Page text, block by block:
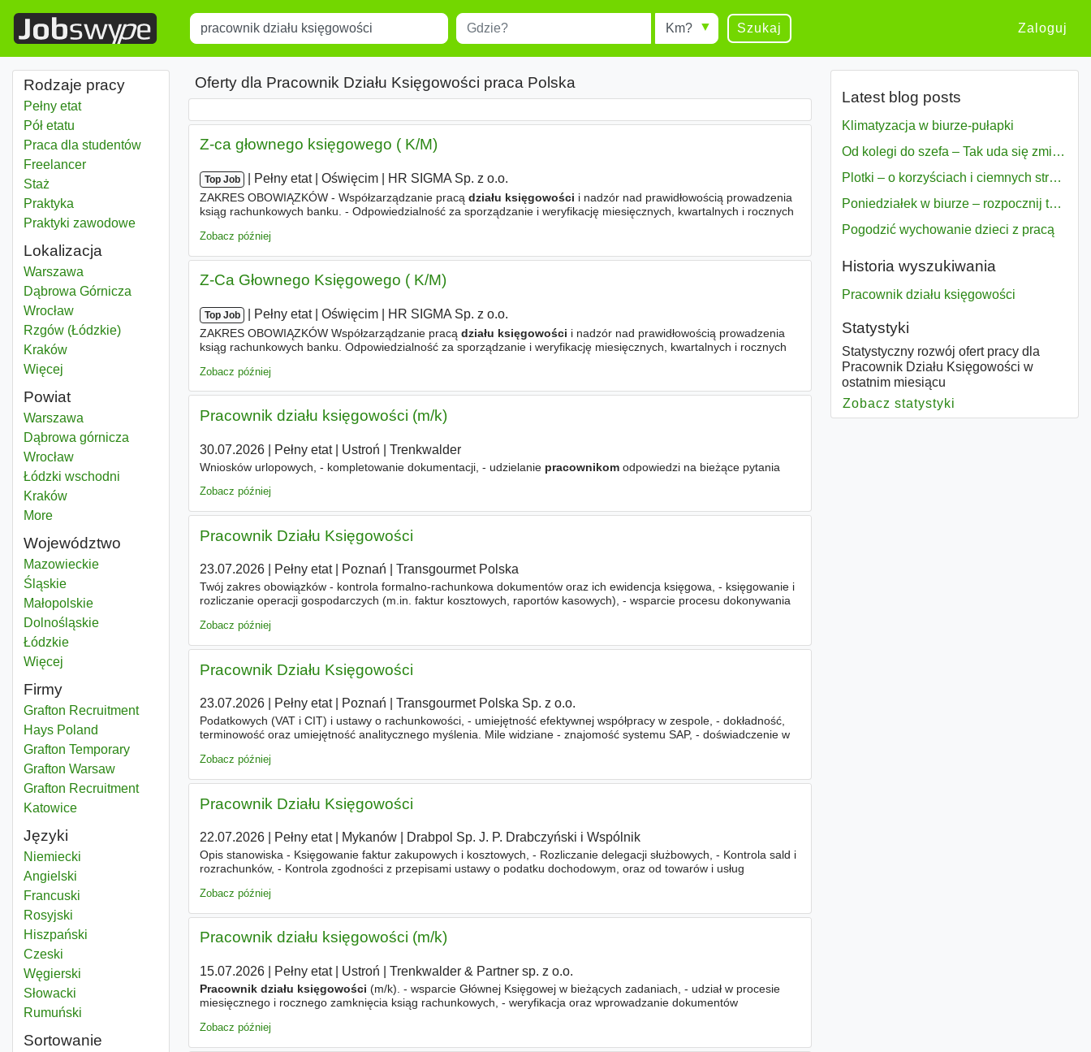
Title Miejscowość Radius Szukaj Zaloguj
Rodzaje pracy
Pełny etat
Pół etatu
Praca dla studentów
Freelancer
Staż
Praktyka
Praktyki zawodowe
Lokalizacja
Pracownik działu księgowości
Warszawa
Pracownik działu księgowości
Dąbrowa Górnicza
Pracownik działu księgowości
Wrocław
Pracownik działu księgowości
Rzgów (Łódzkie)
Pracownik działu księgowości
Kraków
Więcej
Powiat
Pracownik działu księgowości
Warszawa
Pracownik działu księgowości
Dąbrowa górnicza
Pracownik działu księgowości
WrocławPowiat
Pracownik działu księgowości
Łódzki wschodni
Pracownik działu księgowości
KrakówPowiat
Moredistricts
Województwo
Pracownik działu księgowości
MazowieckieWojewództwo
Pracownik działu księgowości
ŚląskieWojewództwo
Pracownik działu księgowości
MałopolskieWojewództwo
Pracownik działu księgowości
DolnośląskieWojewództwo
Pracownik działu księgowości
ŁódzkieWojewództwo
Więcej
Firmy
Grafton Recruitment
Hays Poland
Grafton Temporary
Grafton Warsaw
Grafton Recruitment
Katowice
Języki
Niemiecki
Angielski
Francuski
Rosyjski
Hiszpański
Czeski
Węgierski
Słowacki
Rumuński
Sortowanie
Oferty dla Pracownik Działu Księgowości praca Polska
Z-ca głownego księgowego ( K/M)
Top Job Pełny etat| Oświęcim HR SIGMA Sp. z o.o.
ZAKRES OBOWIĄZKÓW - Współzarządzanie pracą działu księgowości i nadzór nad prawidłowością prowadzenia
ksiąg rachunkowych banku. - Odpowiedzialność za sporządzanie i weryfikację miesięcznych, kwartalnych i rocznych
Zobacz później
Z-Ca Głownego Księgowego ( K/M)
Top Job Pełny etat| Oświęcim HR SIGMA Sp. z o.o.
ZAKRES OBOWIĄZKÓW Współzarządzanie pracą działu księgowości i nadzór nad prawidłowością prowadzenia
ksiąg rachunkowych banku. Odpowiedzialność za sporządzanie i weryfikację miesięcznych, kwartalnych i rocznych
Zobacz później
Pracownik działu księgowości (m/k)
30.07.2026| Pełny etat| Ustroń Trenkwalder
Wniosków urlopowych, - kompletowanie dokumentacji, - udzielanie pracownikomodpowiedzi na bieżące pytania
Zobacz później
Pracownik Działu Księgowości
23.07.2026| Pełny etat| Poznań Transgourmet Polska
Twój zakres obowiązków - kontrola formalno-rachunkowa dokumentów oraz ich ewidencja księgowa, - księgowanie i
rozliczanie operacji gospodarczych (m.in. faktur kosztowych, raportów kasowych), - wsparcie procesu dokonywania
Zobacz później
Pracownik Działu Księgowości
23.07.2026| Pełny etat| Poznań Transgourmet Polska Sp. z o.o.
Podatkowych (VAT i CIT) i ustawy o rachunkowości, - umiejętność efektywnej współpracy w zespole, - dokładność,
terminowość oraz umiejętność analitycznego myślenia. Mile widziane - znajomość systemu SAP, - doświadczenie w
Zobacz później
Pracownik Działu Księgowości
22.07.2026| Pełny etat| Mykanów| Drabpol Sp. J. P. Drabczyński i Wspólnik
Opis stanowiska - Księgowanie faktur zakupowych i kosztowych, - Rozliczanie delegacji służbowych, - Kontrola sald i
rozrachunków, - Kontrola zgodności z przepisami ustawy o podatku dochodowym, oraz od towarów i usług
Zobacz później
Pracownik działu księgowości (m/k)
15.07.2026| Pełny etat| Ustroń Trenkwalder & Partner sp. z o.o.
Pracownik działu księgowości (m/k). - wsparcie Głównej Księgowej w bieżących zadaniach, - udział w procesie
miesięcznego i rocznego zamknięcia ksiąg rachunkowych, - weryfikacja oraz wprowadzanie dokumentów
Zobacz później
Latest blog posts
Klimatyzacja w biurze-pułapki
Od kolegi do szefa – Tak uda się zmiana bezproblemowo
Plotki – o korzyściach i ciemnych stronach
Poniedziałek w biurze – rozpocznij tydzień w pełni zmotywowany
Pogodzić wychowanie dzieci z pracą
Historia wyszukiwania
Pracownik działu księgowości
Statystyki
Statystyczny rozwój ofert pracy dla
Pracownik Działu Księgowości w
ostatnim miesiącu
Zobacz statystyki